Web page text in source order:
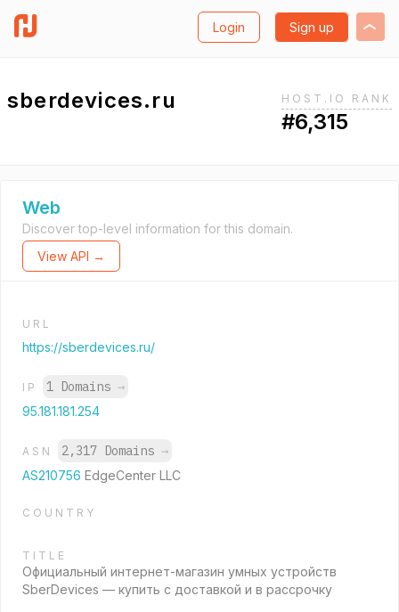
Login Sign up
sberdevices.ru HOST.IO RANK
#6,315
Web
Discover top-level information for this domain.
View API →
URL
https://sberdevices.ru/
IP 1 Domains →
95.181.181.254
ASN 2,317 Domains →
AS210756 EdgeCenter LLC
COUNTRY
TITLE
Официальный интернет-магазин умных устройств
SberDevices — купить с доставкой и в рассрочку